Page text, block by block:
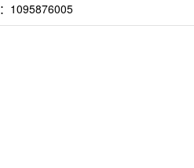
1095876005